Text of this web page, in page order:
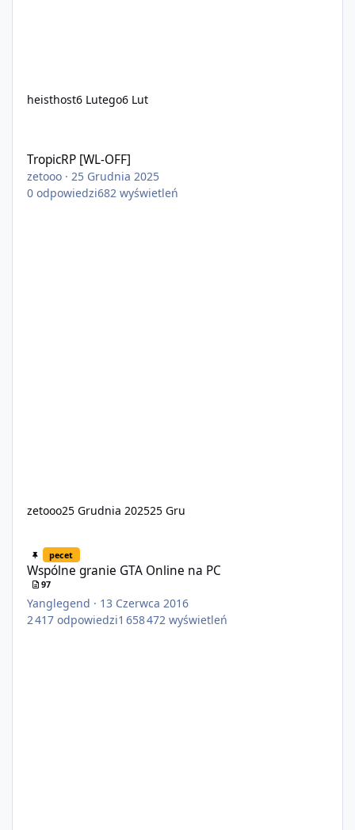
heisthost6 Lutego6 Lut
TropicRP [WL-OFF]
zetooo ·25 Grudnia 2025
0 odpowiedzi682 wyświetleń
zetooo25 Grudnia 202525 Gru
pecet
Wspólne granie GTA Online na PC
97
Yanglegend · 13 Czerwca 2016
2 417 odpowiedzi1 658 472 wyświetleń